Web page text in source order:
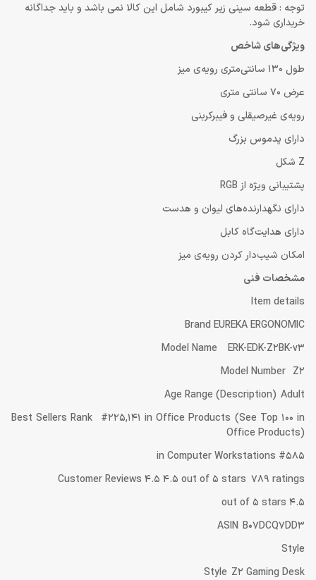
توجه : قطعه سینی زیر کیبورد شامل این کالا نمی باشد و باید جداگانه
خریداری شود.
ویژگی‌های شاخص
طول 130 سانتی‌متری رویه‌ی میز
عرض 70 سانتی متری
رویه‌ی غیرصیقلی و فیبرکربنی
دارای پدموس بزرگ
Z شکل
پشتیبانی ویژه از RGB
دارای نگهدارنده‌های لیوان و هدست
دارای هدایت‌گاه کابل
امکان شیب‌دار کردن رویه‌ی میز
مشخصات فنی
Item details
Brand EUREKA ERGONOMIC
Model Name ERK-EDK-Z2BK-v3
Model Number Z2
Age Range (Description) Adult
Best Sellers Rank #225,141 in Office Products (See Top 100 in
Office Products)
#585 in Computer Workstations
Customer Reviews 4.5 4.5 out of 5 stars 789 ratings
4.5 out of 5 stars
ASIN B07DCQ7DD3
Style
Style Z2 Gaming Desk